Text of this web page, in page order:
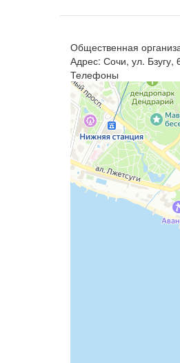
Общественная
Адрес: Сочи, ул. Бзугу,
Телефоны